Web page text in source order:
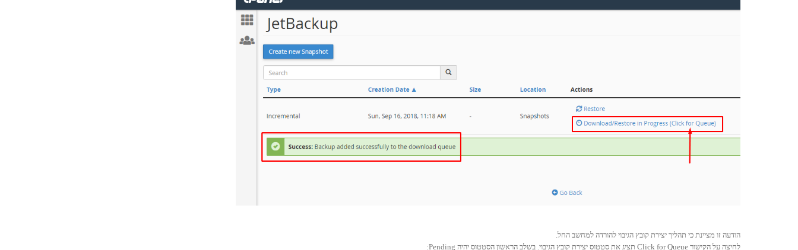
הודעה זו מציינת כי תהליך יצירת קובץ הגיבוי להורדה למחשב החל.
לחיצה על הקישור Click for Queue תציג את סטטוס יצירת קובץ הגיבוי. בשלב הראשון הסטטוס יהיה Pending: